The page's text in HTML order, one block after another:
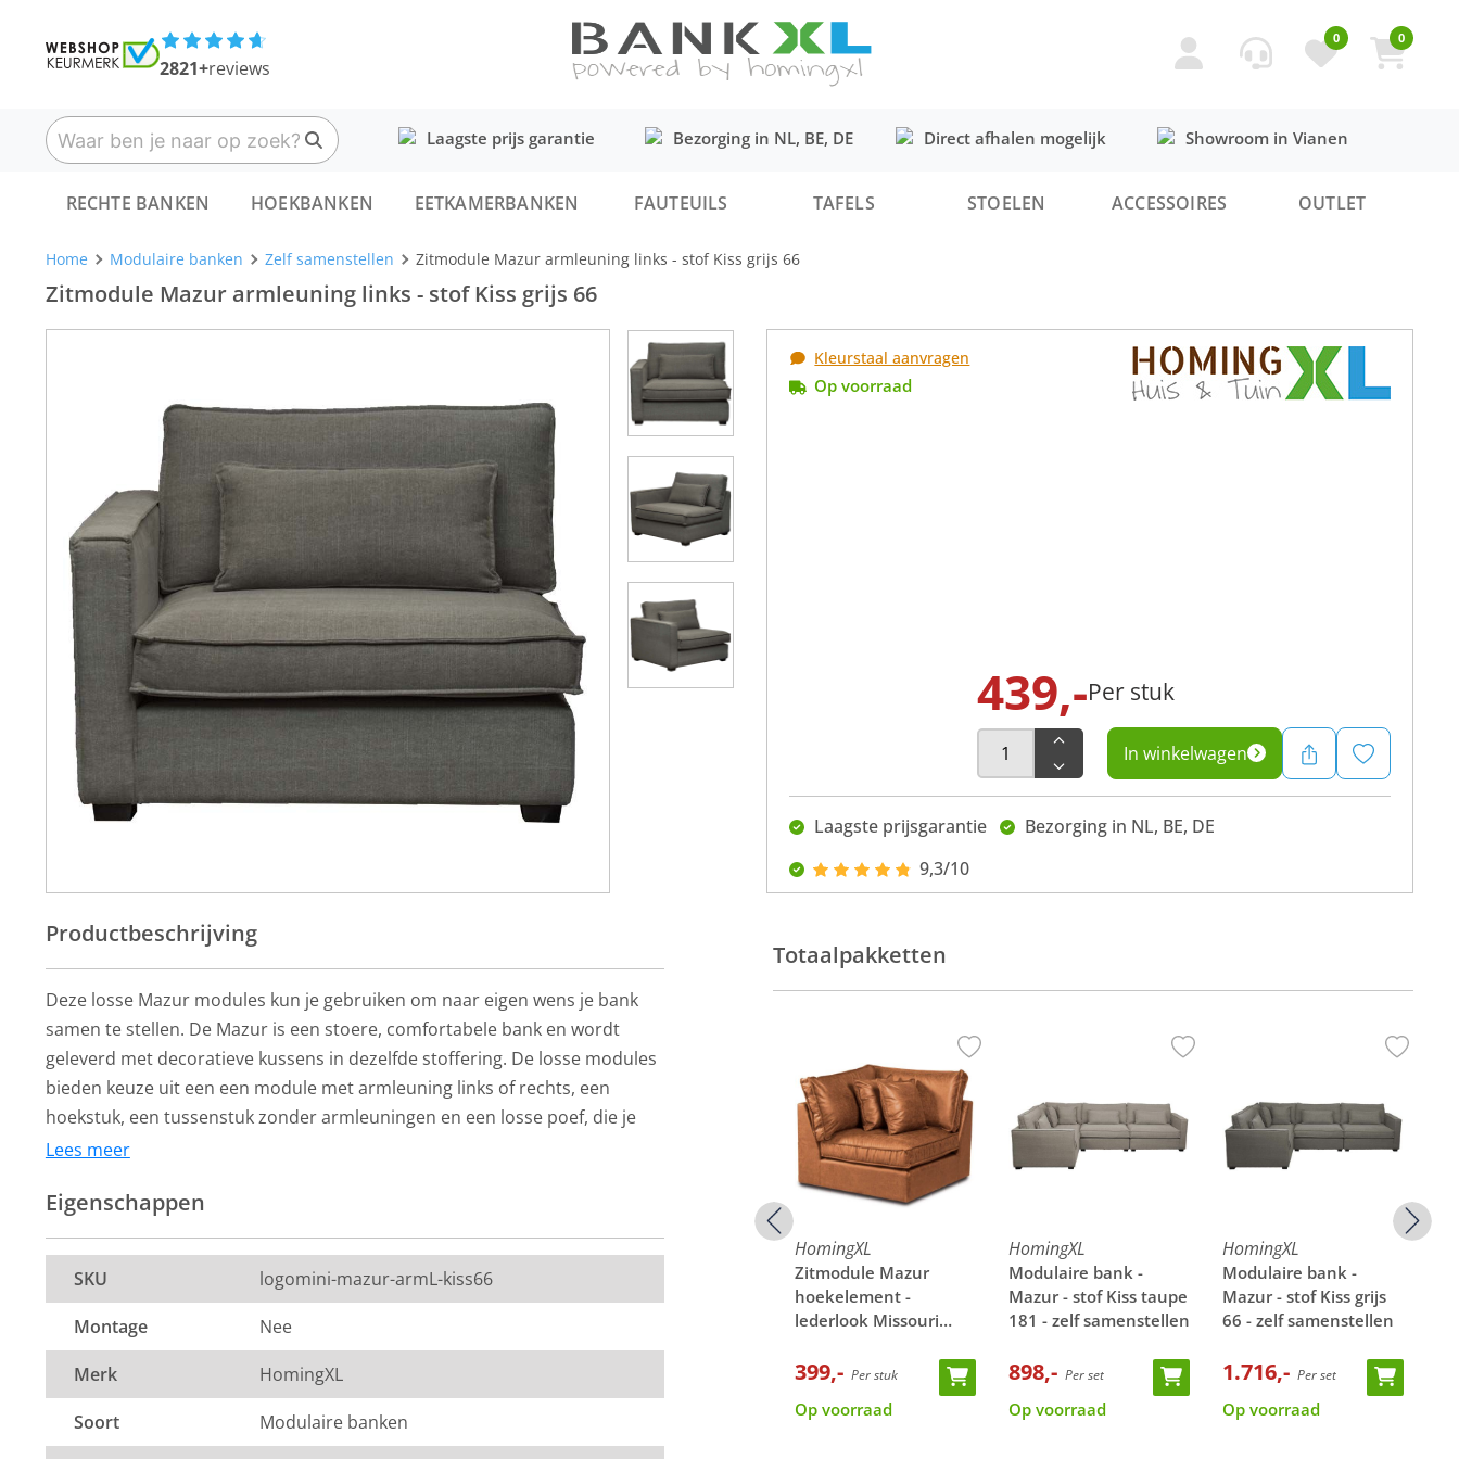
2821+reviews
0 0
Laagste prijs garantie Bezorging in NL, BE, DE Direct afhalen mogelijk Showroom in Vianen
RECHTE BANKEN HOEKBANKEN EETKAMERBANKEN FAUTEUILS TAFELS STOELEN ACCESSOIRES OUTLET
Home Modulaire banken Zelf samenstellen Zitmodule Mazur armleuning links - stof Kiss grijs 66
Zitmodule Mazur armleuning links - stof Kiss grijs 66
Kleurstaal aanvragen
Op voorraad
439,-Per stuk
In winkelwagen
Laagste prijsgarantie
Bezorging in NL, BE, DE
9,3/10
Productbeschrijving
Deze losse Mazur modules kun je gebruiken om naar eigen wens je bank
samen te stellen. De Mazur is een stoere, comfortabele bank en wordt
geleverd met decoratieve kussens in dezelfde stoffering. De losse modules
bieden keuze uit een een module met armleuning links of rechts, een
hoekstuk, een tussenstuk zonder armleuningen en een losse poef, die je
ook prima tegen de bank aan kunt schuiven of tussen twee andere
kleur grijs.
Afmetingen modules:
Element met armleuning links of rechts: 109 x 98 x 84 cm (b x d x h).
De kleur op de foto kan per computerscherm afwijken van de werkelijkheid.
Zeker weten dat dit de kleur is die je zoekt? Vraag dan een stukje van de
stof op via de knop "kleurstaal aanvragen".
Lees meer
Eigenschappen
SKU
logomini-mazur-armL-kiss66
Montage
Nee
Merk
HomingXL
Soort
Modulaire banken
Totaalpakketten
Poef - Mazur - leer
Colorado antraciet 01
Poef - Mazur - leer
Op voorraad
HomingXL
Zitmodule Mazur
hoekelement -
lederlook Missouri
399,- Per stuk
Op voorraad
HomingXL
Modulaire bank -
Mazur - stof Kiss taupe
181 - zelf samenstellen
898,- Per set
Op voorraad
HomingXL
Modulaire bank -
Mazur - stof Kiss grijs
66 - zelf samenstellen
1.716,- Per set
Op voorraad